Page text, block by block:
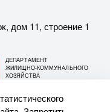
дом 11, строение 1
ДЕПАРТАМЕНТ
ЖИЛИЩНО-КОММУНАЛЬНОГО
ХОЗЯЙСТВА